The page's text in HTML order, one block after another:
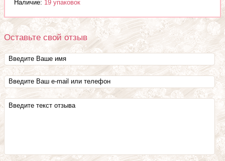
Наличие: 19 упаковок
Оставьте свой отзыв